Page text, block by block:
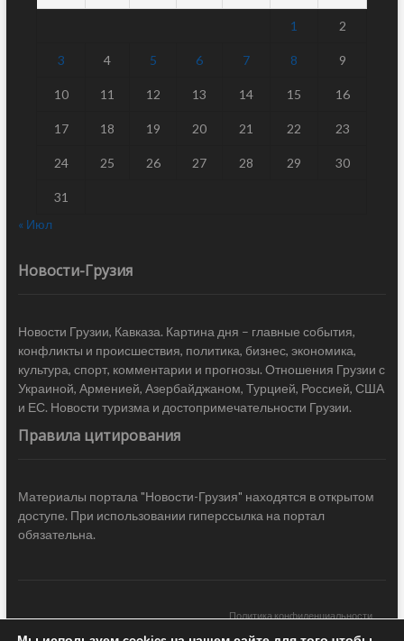
1 2
3 4 5 6 7 8 9
10 11 12 13 14 15 16
17 18 19 20 21 22 23
24 25 26 27 28 29 30
31
« Июл
Новости-Грузия
Новости Грузии, Кавказа. Картина дня – главные события,
конфликты и происшествия, политика, бизнес, экономика,
культура, спорт, комментарии и прогнозы. Отношения Грузии с
Украиной, Арменией, Азербайджаном, Турцией, Россией, США
и ЕС. Новости туризма и достопримечательности Грузии.
Правила цитирования
Материалы портала "Новости-Грузия" находятся в открытом
доступе. При использовании гиперссылка на портал
обязательна.
Политика конфиденциальности